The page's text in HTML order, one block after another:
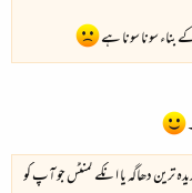
سونا سونا ہے
دھاگہ یا انکے کمنٹس جو آپ کو